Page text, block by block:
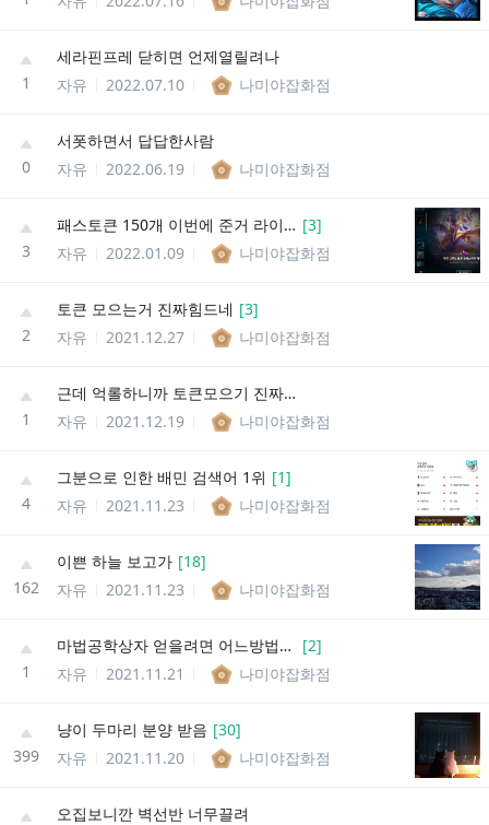
1
세라핀프레 닫히면 언제열릴려나
자유
2022.07.10 나미야잡화점
0
서폿하면서 답답한사람
자유
2022.06.19 나미야잡화점
3
패스토큰 150개 이번에 준거 라이엇생각잘했네 [3]
자유
2022.01.09 나미야잡화점
2
토큰 모으는거 진짜힘드네 [3]
자유
2021.12.27 나미야잡화점
1
근데 억롤하니까 토큰모으기 진짜 힘드네...
자유
2021.12.19 나미야잡화점
4
그분으로 인한 배민 검색어 1위 [1]
자유
2021.11.23 나미야잡화점
162
이쁜 하늘 보고가 [18]
자유
2021.11.23 나미야잡화점
1
마법공학상자 얻을려면 어느방법이 젤좋음?? [2]
자유
2021.11.21 나미야잡화점
399
냥이 두마리 분양 받음 [30]
자유
2021.11.20 나미야잡화점
오집보니깐 벽선반 너무끌려